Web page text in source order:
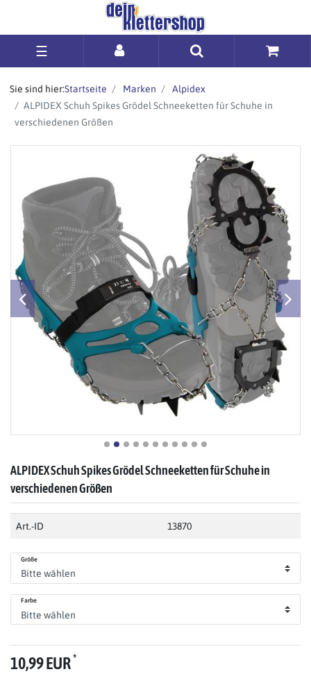
☰
Sie sind hier:Startseite Marken
Alpidex
ALPIDEX Schuh Spikes Grödel Schneeketten für Schuhe in
verschiedenen Größen
ALPIDEX Schuh Spikes Grödel Schneeketten für Schuhe in
verschiedenen Größen
Art.-ID 13870
Größe
Farbe
10,99 EUR*